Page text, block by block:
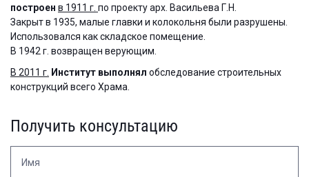
построен в 1911 г. по проекту арх. Васильева Г.Н.
Закрыт в 1935, малые главки и колокольня были разрушены.
Использовался как складское помещение.
В 1942 г. возвращен верующим.
В 2011 г. Институт выполнял обследование строительных
конструкций всего Храма.
Получить консультацию
Имя